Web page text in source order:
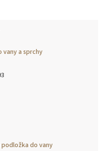
vany a sprchy
do vany